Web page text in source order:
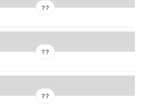
??
??
??